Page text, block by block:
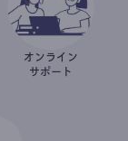
オンライン
サポート